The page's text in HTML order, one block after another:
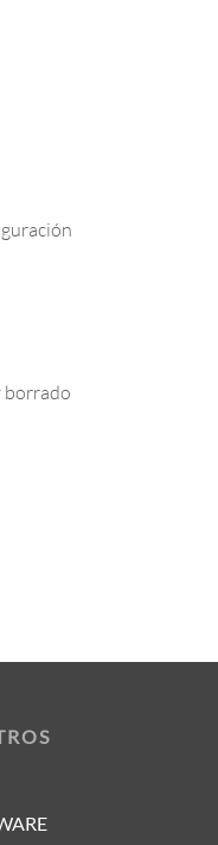
borrado